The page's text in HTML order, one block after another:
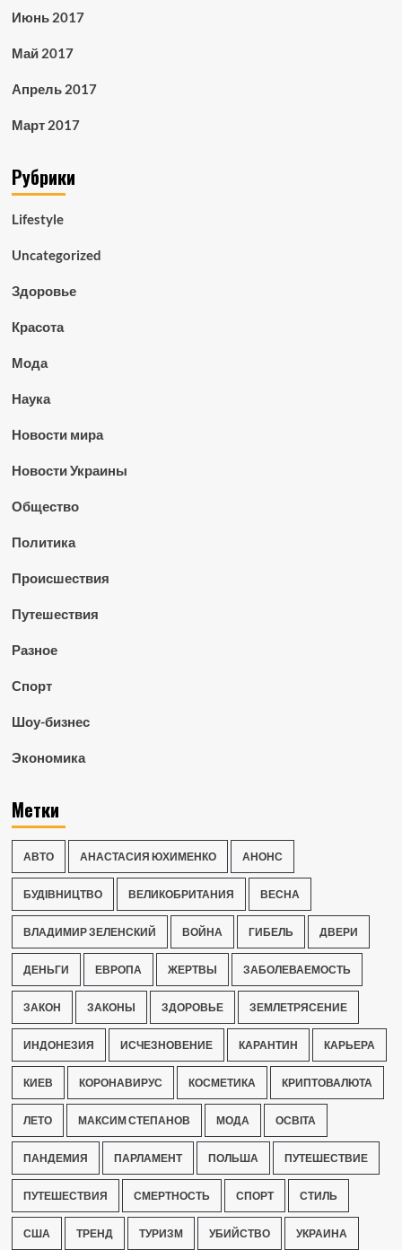
Июнь 2017
Май 2017
Апрель 2017
Март 2017
Рубрики
Lifestyle
Uncategorized
Здоровье
Красота
Мода
Наука
Новости мира
Новости Украины
Общество
Политика
Происшествия
Путешествия
Разное
Спорт
Шоу-бизнес
Экономика
Метки
АВТО АНАСТАСИЯ ЮХИМЕНКО АНОНС
БУДІВНИЦТВО ВЕЛИКОБРИТАНИЯ ВЕСНА
ВЛАДИМИР ЗЕЛЕНСКИЙ ВОЙНА ГИБЕЛЬ ДВЕРИ
ДЕНЬГИ ЕВРОПА ЖЕРТВЫ ЗАБОЛЕВАЕМОСТЬ
ЗАКОН ЗАКОНЫ ЗДОРОВЬЕ ЗЕМЛЕТРЯСЕНИЕ
ИНДОНЕЗИЯ ИСЧЕЗНОВЕНИЕ КАРАНТИН КАРЬЕРА
КИЕВ КОРОНАВИРУС КОСМЕТИКА КРИПТОВАЛЮТА
ЛЕТО МАКСИМ СТЕПАНОВ МОДА ОСВІТА
ПАНДЕМИЯ ПАРЛАМЕНТ ПОЛЬША ПУТЕШЕСТВИЕ
ПУТЕШЕСТВИЯ СМЕРТНОСТЬ СПОРТ СТИЛЬ
США ТРЕНД ТУРИЗМ УБИЙСТВО УКРАИНА